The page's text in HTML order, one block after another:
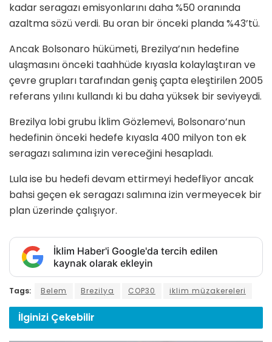
kadar seragazı emisyonlarını daha %50 oranında
azaltma sözü verdi. Bu oran bir önceki planda %43’tü.
Ancak Bolsonaro hükümeti, Brezilya’nın hedefine
ulaşmasını önceki taahhüde kıyasla kolaylaştıran ve
çevre grupları tarafından geniş çapta eleştirilen 2005
referans yılını kullandı ki bu daha yüksek bir seviyeydi.
Brezilya lobi grubu İklim Gözlemevi, Bolsonaro’nun
hedefinin önceki hedefe kıyasla 400 milyon ton ek
seragazı salımına izin vereceğini hesapladı.
Lula ise bu hedefi devam ettirmeyi hedefliyor ancak
bahsi geçen ek seragazı salımına izin vermeyecek bir
plan üzerinde çalışıyor.
İklim Haber'i Google'da tercih edilen
kaynak olarak ekleyin
Tags: Belem Brezilya COP30 iklim müzakereleri
İlginizi Çekebilir